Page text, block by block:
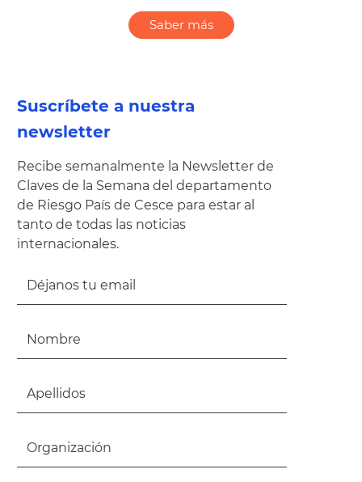
Saber más
Suscríbete a nuestra
newsletter
Recibe semanalmente la Newsletter de
Claves de la Semana del departamento
de Riesgo País de Cesce para estar al
tanto de todas las noticias
internacionales.